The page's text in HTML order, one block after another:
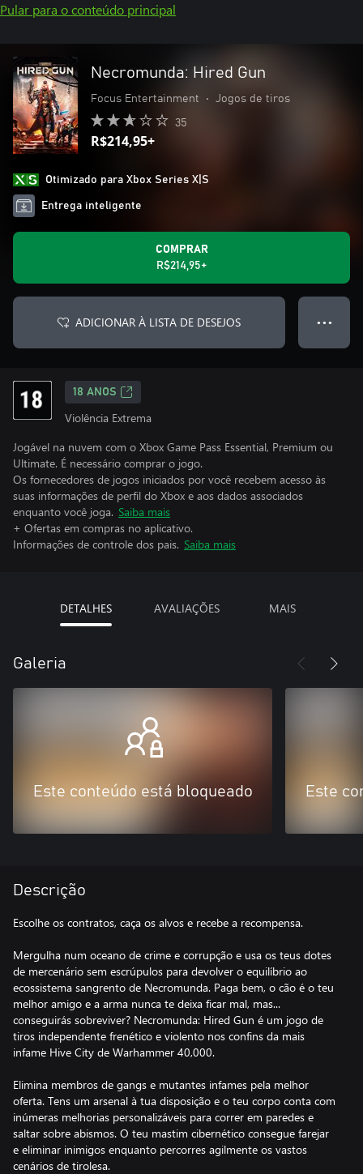
Pular para o conteúdo principal
Necromunda: Hired Gun
Focus Entertainment • Jogos de tiros
35
R$214,95+
Otimizado para Xbox Series X|S
Entrega inteligente
COMPRAR
R$214,95+
ADICIONAR À LISTA DE DESEJOS ● ● ●
18 ANOS
Violência Extrema
Jogável na nuvem com o Xbox Game Pass Essential, Premium ou
Ultimate. É necessário comprar o jogo.
Os fornecedores de jogos iniciados por você recebem acesso às
suas informações de perfil do Xbox e aos dados associados
enquanto você joga. Saiba mais
+ Ofertas em compras no aplicativo.
Informações de controle dos pais. Saiba mais
DETALHES AVALIAÇÕES MAIS
Galeria
Este conteúdo está bloqueado Este
Descrição
Escolhe os contratos, caça os alvos e recebe a recompensa.
Mergulha num oceano de crime e corrupção e usa os teus dotes
de mercenário sem escrúpulos para devolver o equilíbrio ao
ecossistema sangrento de Necromunda. Paga bem, o cão é o teu
melhor amigo e a arma nunca te deixa ficar mal, mas...
conseguirás sobreviver? Necromunda: Hired Gun é um jogo de
tiros independente frenético e violento nos confins da mais
infame Hive City de Warhammer 40,000.
Elimina membros de gangs e mutantes infames pela melhor
oferta. Tens um arsenal à tua disposição e o teu corpo conta com
inúmeras melhorias personalizáveis para correr em paredes e
saltar sobre abismos. O teu mastim cibernético consegue farejar
e eliminar inimigos enquanto percorres agilmente os vastos
cenários de tirolesa.